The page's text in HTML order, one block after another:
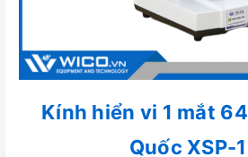
Kính hiển vi 1 mắt
Quốc XSP-